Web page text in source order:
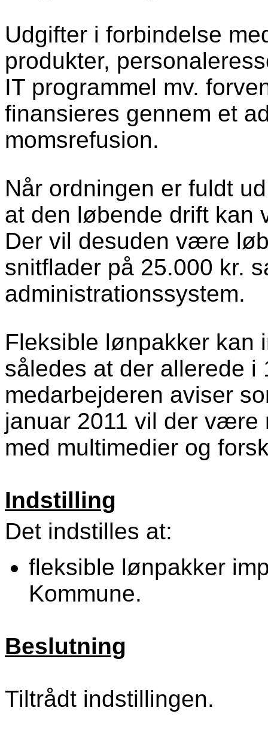
Udgifter i forbindelse
produkter,
IT programmel mv.
finansieres gennem et
momsrefusion.
Når ordningen er fuldt
at den løbende drift kan
Der vil desuden være
snitflader på 25.000 kr.
administrationssystem.
Fleksible lønpakker kan
således at der allerede i
medarbejderen aviser
januar 2011 vil der være
med multimedier og
Indstilling
Det indstilles at:
fleksible lønpakker
Kommune.
Beslutning
Tiltrådt indstillingen.